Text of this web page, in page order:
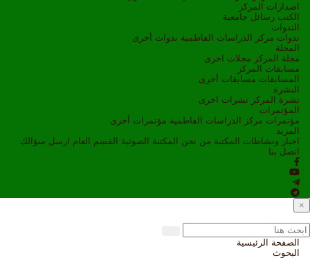
اصدارات المركز
الكتب رسائل جامعية
الندوات
ندوات مركز الدراسات الفاطمية ندوات أخرى
المجلة
مجلة المركز مجلات اخرى
مسابقات المركز
المسابقات مسابقات أخرى
النشرة
نشرة المركز نشرات اخرى
المؤتمرات
مؤتمرات مركز الدراسات الفاطمية مؤتمرات أخرى
المزيد
اخبار ونشاطات
المكتبة من نحن المكتبة الصوتية القسم العام ارسل سؤالك
اتصل بنا
×
الصفحة الرئيسية
البحوث